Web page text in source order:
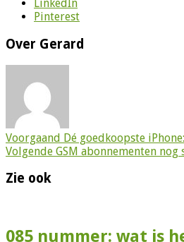
LinkedIn
Pinterest
Over Gerard
Voorgaand Dé goedkoopste
Volgende GSM abonnementen
Zie ook
085 nummer: wat is